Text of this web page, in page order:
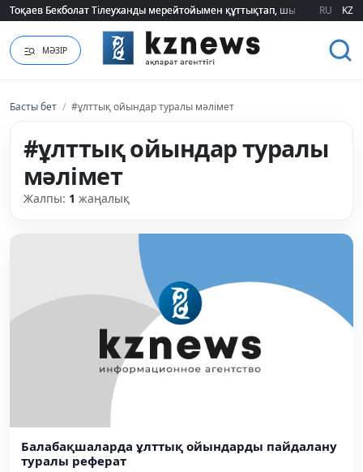
Тоқаев Бекболат Тілеуханды мерейтойымен құттықтап, шығармашылық
Тоқаев Бекболат Тілеуханды мерейтойымен құттықтап, шығармашылық
RU KZ
МӘЗІР
Басты бет / #ұлттық ойындар туралы мәлімет
#ұлттық ойындар туралы
мәлімет
Жалпы: 1 жаңалық
Балабақшаларда ұлттық ойындарды пайдалану
туралы реферат